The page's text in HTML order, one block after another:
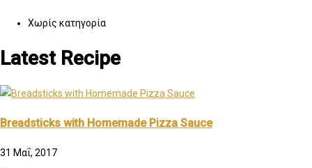
Χωρίς κατηγορία
Latest Recipe
Breadsticks with Homemade Pizza Sauce
31 Μαΐ, 2017